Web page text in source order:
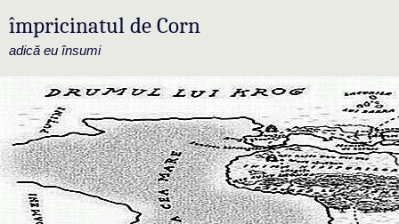
împricinatul de Corn
adică eu însumi